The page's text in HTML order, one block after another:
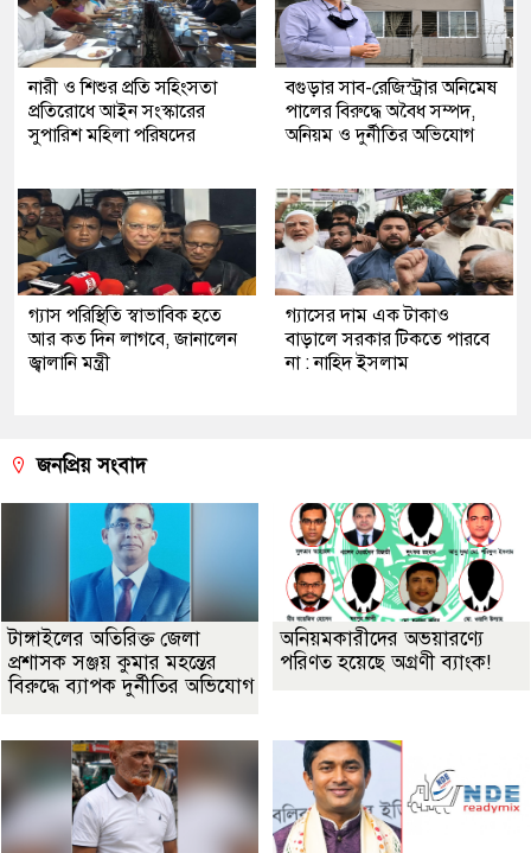
নারী ও শিশুর প্রতি সহিংসতা
প্রতিরোধে আইন সংস্কারের
সুপারিশ মহিলা পরিষদের
বগুড়ার সাব-রেজিস্ট্রার অনিমেষ
পালের বিরুদ্ধে অবৈধ সম্পদ,
অনিয়ম ও দুর্নীতির অভিযোগ
গ্যাস পরিস্থিতি স্বাভাবিক হতে
আর কত দিন লাগবে, জানালেন
জ্বালানি মন্ত্রী
গ্যাসের দাম এক টাকাও
বাড়ালে সরকার টিকতে পারবে
না : নাহিদ ইসলাম
জনপ্রিয় সংবাদ
টাঙ্গাইলের অতিরিক্ত জেলা
প্রশাসক সঞ্জয় কুমার মহন্তের
বিরুদ্ধে ব্যাপক দুর্নীতির অভিযোগ
অনিয়মকারীদের অভয়ারণ্যে
পরিণত হয়েছে অগ্রণী ব্যাংক!